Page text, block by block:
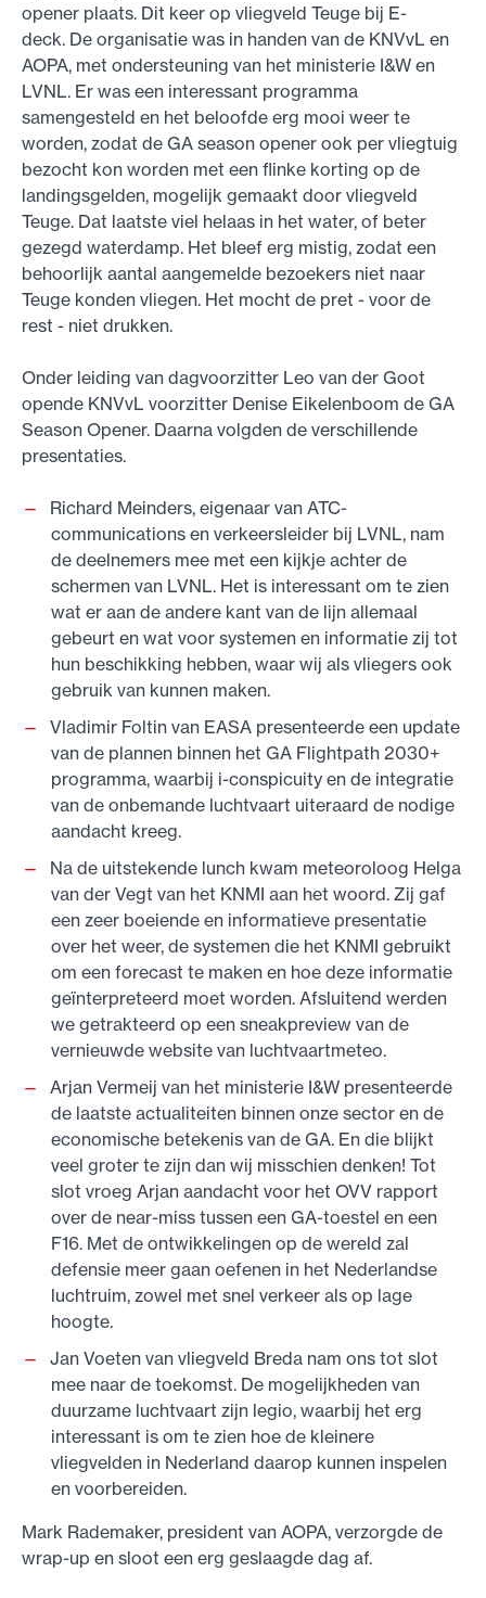
opener plaats. Dit keer op vliegveld Teuge bij E-
deck. De organisatie was in handen van de KNVvL en
AOPA, met ondersteuning van het ministerie I&W en
LVNL. Er was een interessant programma
samengesteld en het beloofde erg mooi weer te
worden, zodat de GA season opener ook per vliegtuig
bezocht kon worden met een flinke korting op de
landingsgelden, mogelijk gemaakt door vliegveld
Teuge. Dat laatste viel helaas in het water, of beter
gezegd waterdamp. Het bleef erg mistig, zodat een
behoorlijk aantal aangemelde bezoekers niet naar
Teuge konden vliegen. Het mocht de pret - voor de
rest - niet drukken.
Onder leiding van dagvoorzitter Leo van der Goot
opende KNVvL voorzitter Denise Eikelenboom de GA
Season Opener. Daarna volgden de verschillende
presentaties.
Richard Meinders, eigenaar van ATC-
communications en verkeersleider bij LVNL, nam
de deelnemers mee met een kijkje achter de
schermen van LVNL. Het is interessant om te zien
wat er aan de andere kant van de lijn allemaal
gebeurt en wat voor systemen en informatie zij tot
hun beschikking hebben, waar wij als vliegers ook
gebruik van kunnen maken.
Vladimir Foltin van EASA presenteerde een update
van de plannen binnen het GA Flightpath 2030+
programma, waarbij i-conspicuity en de integratie
van de onbemande luchtvaart uiteraard de nodige
aandacht kreeg.
Na de uitstekende lunch kwam meteoroloog Helga
van der Vegt van het KNMI aan het woord. Zij gaf
een zeer boeiende en informatieve presentatie
over het weer, de systemen die het KNMI gebruikt
om een forecast te maken en hoe deze informatie
geïnterpreteerd moet worden. Afsluitend werden
we getrakteerd op een sneakpreview van de
vernieuwde website van luchtvaartmeteo.
Arjan Vermeij van het ministerie I&W presenteerde
de laatste actualiteiten binnen onze sector en de
economische betekenis van de GA. En die blijkt
veel groter te zijn dan wij misschien denken! Tot
slot vroeg Arjan aandacht voor het OVV rapport
over de near-miss tussen een GA-toestel en een
F16. Met de ontwikkelingen op de wereld zal
defensie meer gaan oefenen in het Nederlandse
luchtruim, zowel met snel verkeer als op lage
hoogte.
Jan Voeten van vliegveld Breda nam ons tot slot
mee naar de toekomst. De mogelijkheden van
duurzame luchtvaart zijn legio, waarbij het erg
interessant is om te zien hoe de kleinere
vliegvelden in Nederland daarop kunnen inspelen
en voorbereiden.
Mark Rademaker, president van AOPA, verzorgde de
wrap-up en sloot een erg geslaagde dag af.